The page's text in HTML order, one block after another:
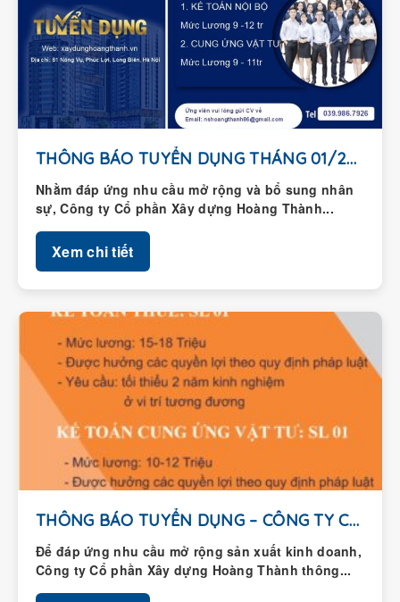
THÔNG BÁO TUYỂN DỤNG THÁNG 01/2026
Nhằm đáp ứng nhu cầu mở rộng và bổ sung nhân
sự, Công ty Cổ phần Xây dựng Hoàng Thành...
Xem chi tiết
THÔNG BÁO TUYỂN DỤNG – CÔNG TY CỔ...
Để đáp ứng nhu cầu mở rộng sản xuất kinh doanh,
Công ty Cổ phần Xây dựng Hoàng Thành thông...